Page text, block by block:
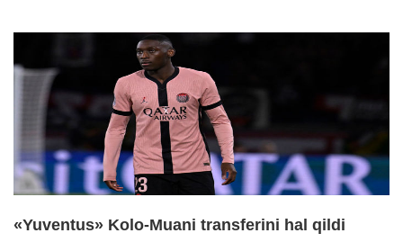
«Yuventus» Kolo-Muani transferini hal qildi